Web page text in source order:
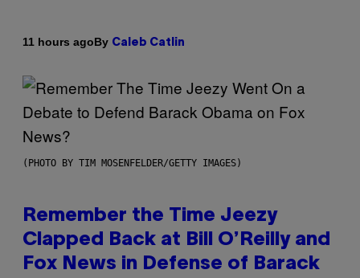
11 hours agoBy Caleb Catlin
(PHOTO BY TIM MOSENFELDER/GETTY IMAGES)
Remember the Time Jeezy
Clapped Back at Bill O’Reilly and
Fox News in Defense of Barack